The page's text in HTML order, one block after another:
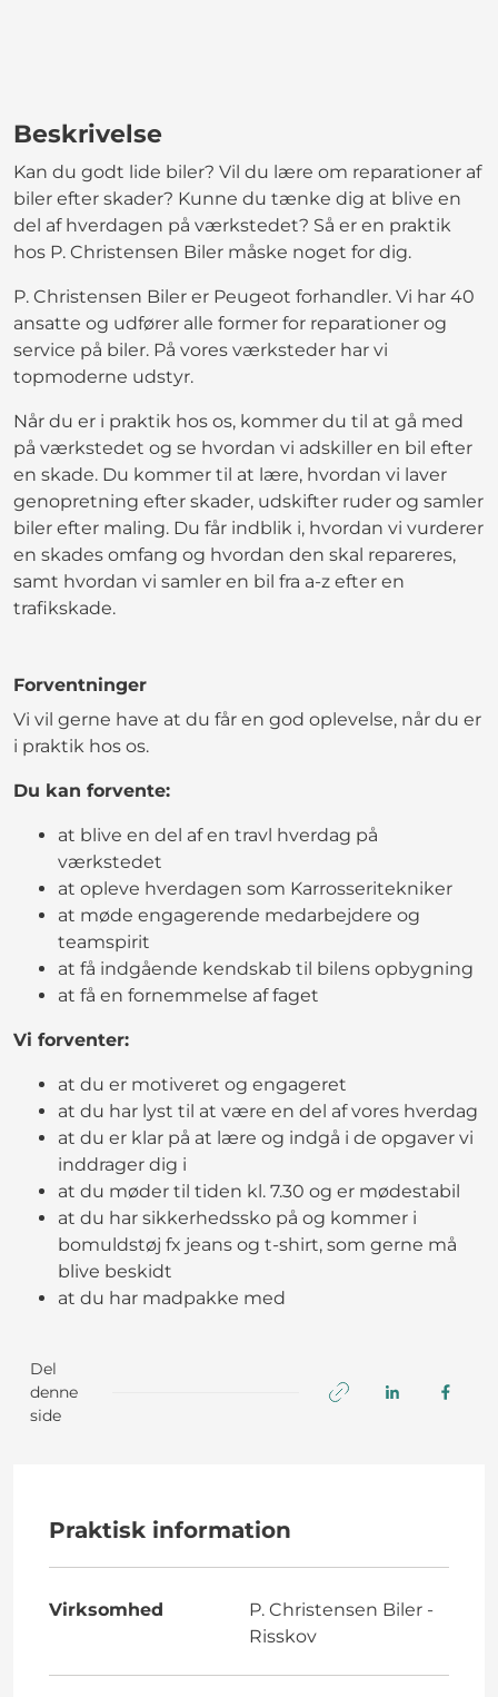
Beskrivelse
Kan du godt lide biler? Vil du lære om reparationer af
biler efter skader? Kunne du tænke dig at blive en
del af hverdagen på værkstedet? Så er en praktik
hos P. Christensen Biler måske noget for dig.
P. Christensen Biler er Peugeot forhandler. Vi har 40
ansatte og udfører alle former for reparationer og
service på biler. På vores værksteder har vi
topmoderne udstyr.
Når du er i praktik hos os, kommer du til at gå med
på værkstedet og se hvordan vi adskiller en bil efter
en skade. Du kommer til at lære, hvordan vi laver
genopretning efter skader, udskifter ruder og samler
biler efter maling. Du får indblik i, hvordan vi vurderer
en skades omfang og hvordan den skal repareres,
samt hvordan vi samler en bil fra a-z efter en
trafikskade.
Forventninger
Vi vil gerne have at du får en god oplevelse, når du er
i praktik hos os.
Du kan forvente:
at blive en del af en travl hverdag på
værkstedet
at opleve hverdagen som Karrosseritekniker
at møde engagerende medarbejdere og
teamspirit
at få indgående kendskab til bilens opbygning
at få en fornemmelse af faget
Vi forventer:
at du er motiveret og engageret
at du har lyst til at være en del af vores hverdag
at du er klar på at lære og indgå i de opgaver vi
inddrager dig i
at du møder til tiden kl. 7.30 og er mødestabil
at du har sikkerhedssko på og kommer i
bomuldstøj fx jeans og t-shirt, som gerne må
blive beskidt
at du har madpakke med
Del
denne
side
Praktisk information
Virksomhed
P. Christensen Biler -
Risskov